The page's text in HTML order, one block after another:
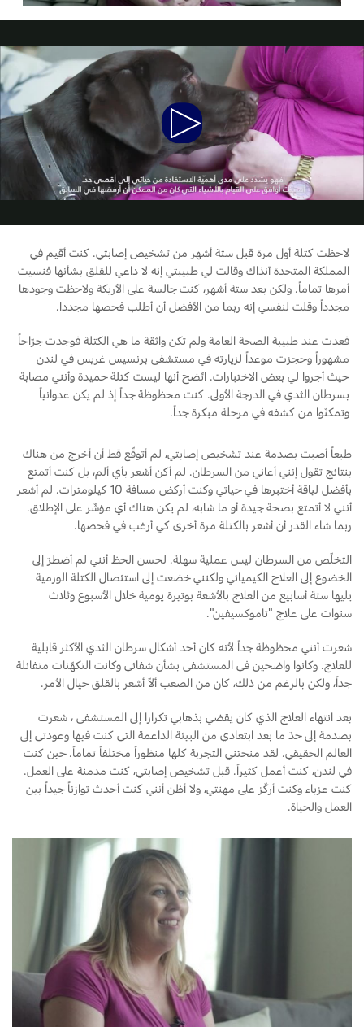
البحرين
العراق
الأردن
الكويت
لبنان
عمان
قطر
العربية
السعودية‬
العربية
المتحدة
اليمن
البحث عن الوكيل
أسطول فورد
إضافات
فورد بروتكت
خطة الخدمات الممتدة
الخدمات السريعة
المساعدة على الطريق
خطة الخدمات الممتدة
إصلاح أضرار الحوادث
القسائم والخصومات الخاصة بالصيانة
كويك لاين
الإطارات
خدمة المحرك
خدمة الفرامل
تغيير زيت
تغيير الفلاتر
الضمان والتأمين
Ford Protect لمحة عامة عن
باقة الصيانة الفائقة
باقة الخدمة
باقة العناية الفائقة
باقة العناية بمجموعة ناقل الحركة
دعم المزامنة
تقنية 4 SYNC
قطع غيار فورد الأصلية
موتوركرافت
قطع مقلدة
اتصل بنا
Play
Video
لاحظت كتلة أول مرة قبل ستة أشهر من تشخيص إصابتي. كنت أقيم في
المملكة المتحدة آنذاك وقالت لي طبيبتي إنه لا داعي للقلق بشأنها فنسيت
أمرها تماماً. ولكن بعد ستة أشهر، كنت جالسة على الأريكة ولاحظت وجودها
مجدداً وقلت لنفسي إنه ربما من الأفضل أن أطلب فحصها مجددا.
فعدت عند طبيبة الصحة العامة ولم تكن واثقة ما هي الكتلة فوجدت جرّاحاً
مشهوراً وحجزت موعداً لزيارته في مستشفى برنسيس غريس في لندن
حيث أجروا لي بعض الاختبارات. اتّضح أنها ليست كتلة حميدة وأنني مصابة
بسرطان الثدي في الدرجة الأولى. كنت محظوظة جداً إذ لم يكن عدوانياً
وتمكنّوا من كشفه في مرحلة مبكرة جداً.
طبعاً أصبت بصدمة عند تشخيص إصابتي، لم أتوقّع قط أن أخرج من هناك
بنتائج تقول إنني أعاني من السرطان. لم أكن أشعر بأي ألم، بل كنت أتمتع
بأفضل لياقة أختبرها في حياتي وكنت أركض مسافة 10 كيلومترات. لم أشعر
أنني لا أتمتع بصحة جيدة أو ما شابه، لم يكن هناك أي مؤشّر على الإطلاق.
ربما شاء القدر أن أشعر بالكتلة مرة أخرى كي أرغب في فحصها.
التخلّص من السرطان ليس عملية سهلة. لحسن الحظ أنني لم أضطرّ إلى
الخضوع إلى العلاج الكيميائي ولكنني خضعت إلى استئصال الكتلة الورمية
يليها ستة أسابيع من العلاج بالأشعة بوتيرة يومية خلال الأسبوع وثلاث
سنوات على علاج "تاموكسيفين".
شعرت أنني محظوظة جداً لأنه كان أحد أشكال سرطان الثدي الأكثر قابلية
للعلاج. وكانوا واضحين في المستشفى بشأن شفائي وكانت التكهّنات متفائلة
جداً، ولكن بالرغم من ذلك، كان من الصعب ألاّ أشعر بالقلق حيال الأمر.
بعد انتهاء العلاج الذي كان يقضي بذهابي تكرارا إلى المستشفى ، شعرت
بصدمة إلى حدّ ما بعد ابتعادي من البيئة الداعمة التي كنت فيها وعودتي إلى
العالم الحقيقي. لقد منحتني التجربة كلها منظوراً مختلفاً تماماً. حين كنت
في لندن، كنت أعمل كثيراً. قبل تشخيص إصابتي، كنت مدمنة على العمل.
كنت عزباء وكنت أركّز على مهنتي، ولا أظن أنني كنت أحدث توازناً جيداً بين
العمل والحياة.